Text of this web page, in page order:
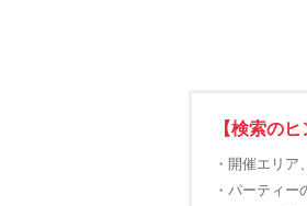
【検索のヒ
・開催エリア
・パーティー